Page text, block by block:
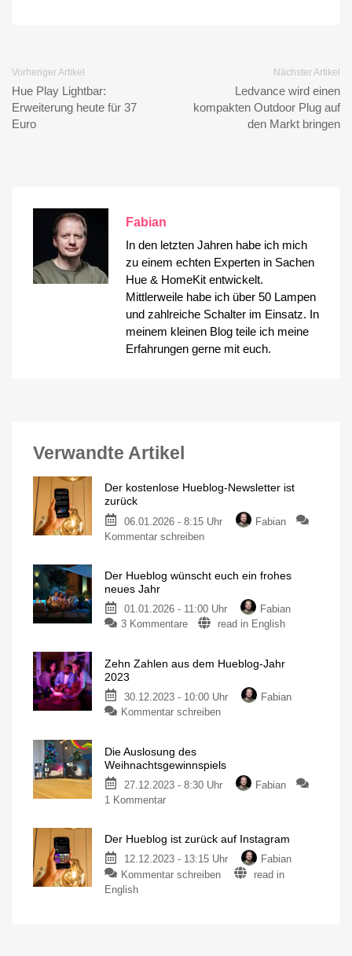
Vorheriger Artikel
Hue Play Lightbar:
Erweiterung heute für 37
Euro
Nächster Artikel
Ledvance wird einen
kompakten Outdoor Plug auf
den Markt bringen
Fabian
In den letzten Jahren habe ich mich
zu einem echten Experten in Sachen
Hue & HomeKit entwickelt.
Mittlerweile habe ich über 50 Lampen
und zahlreiche Schalter im Einsatz. In
meinem kleinen Blog teile ich meine
Erfahrungen gerne mit euch.
Verwandte Artikel
Der kostenlose Hueblog-Newsletter ist
zurück
06.01.2026 - 8:15 Uhr
Fabian
Kommentar schreibenzu
Hueblog-
ist
zurück
Angebote
Der Hueblog wünscht euch ein frohes
neues Jahr
01.01.2026 - 11:00 Uhr
Fabian
3 Kommentarezu
wünscht
ein
frohes
Ein
zurück
nach
read in English
Zehn Zahlen aus dem Hueblog-Jahr
2023
30.12.2023 - 10:00 Uhr
Fabian
Kommentar schreibenzu
dem
Hueblog-
für
Unterstützung
Die Auslosung des
Weihnachtsgewinnspiels
27.12.2023 - 8:30 Uhr
Fabian
1 Kommentarzu
des
Weihnachtsgewinnspiels
Geschenk
Der Hueblog ist zurück auf Instagram
12.12.2023 - 13:15 Uhr
Fabian
Kommentar schreiben
zu
read in
English